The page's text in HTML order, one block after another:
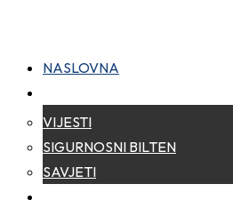
NASLOVNA
VIJESTI
SIGURNOSNI BILTEN
SAVJETI